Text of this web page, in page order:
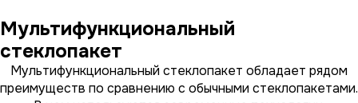
Мультифункциональный
стеклопакет
Мультифункциональный стеклопакет обладает рядом
преимуществ по сравнению с обычными стеклопакетами.